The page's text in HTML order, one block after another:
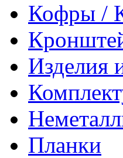
Кофры /
Изделия
Планки